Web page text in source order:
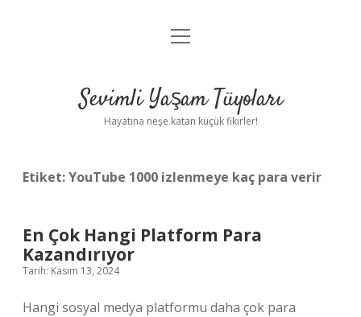
Anasayfa
Yasal Uyarı
menüyü
Sevimli Yaşam Tüyoları
Hayatına neşe katan küçük fikirler!
Etiket:YouTube 1000 izlenmeye kaç para verir
En Çok Hangi Platform Para
Kazandırıyor
Tarih: Kasım 13, 2024
Hangi sosyal medya platformu daha çok para